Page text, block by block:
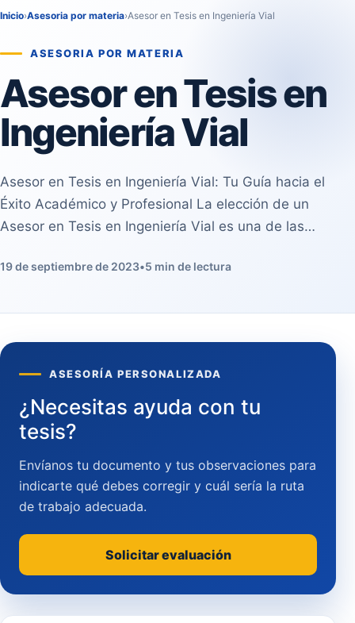
Inicio›Asesoria por materia›Asesor en Tesis en Ingeniería Vial
ASESORIA POR MATERIA
Asesor en Tesis en
Ingeniería Vial
Asesor en Tesis en Ingeniería Vial: Tu Guía hacia el
Éxito Académico y Profesional La elección de un
Asesor en Tesis en Ingeniería Vial es una de las…
19 de septiembre de 2023•5 min de lectura
ASESORÍA PERSONALIZADA
¿Necesitas ayuda con tu
tesis?
Envíanos tu documento y tus observaciones para
indicarte qué debes corregir y cuál sería la ruta
de trabajo adecuada.
Solicitar evaluación